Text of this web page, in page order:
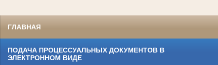
ГЛАВНАЯ
ПОДАЧА ПРОЦЕССУАЛЬНЫХ ДОКУМЕНТОВ В
ЭЛЕКТРОННОМ ВИДЕ